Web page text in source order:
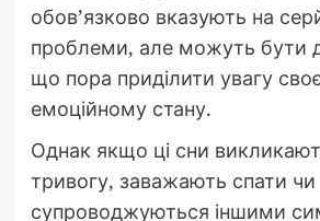
обов’язково вказують на
проблеми, але можуть бути
що пора приділити увагу
емоційному стану.
Однак якщо ці сни
тривогу, заважають спати чи
супроводжуються іншими